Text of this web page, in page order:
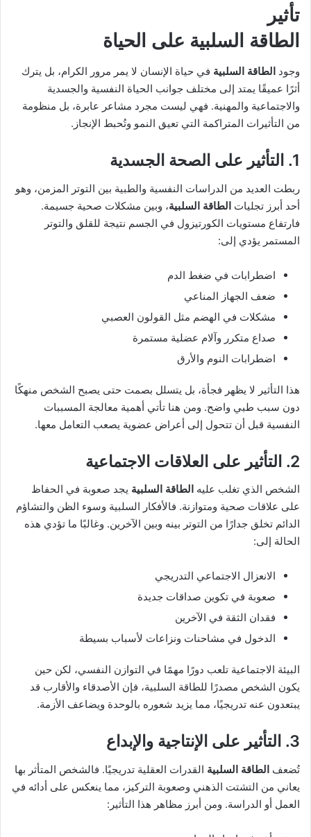
تأثير
الطاقة السلبية على الحياة
وجود الطاقة السلبية في حياة الإنسان لا يمر مرور الكرام، بل يترك
أثرًا عميقًا يمتد إلى مختلف جوانب الحياة النفسية والجسدية
والاجتماعية والمهنية. فهي ليست مجرد مشاعر عابرة، بل منظومة
من التأثيرات المتراكمة التي تعيق النمو وتُحبط الإنجاز.
1. التأثير على الصحة الجسدية
ربطت العديد من الدراسات النفسية والطبية بين التوتر المزمن، وهو
أحد أبرز تجليات الطاقة السلبية، وبين مشكلات صحية جسيمة.
فارتفاع مستويات الكورتيزول في الجسم نتيجة للقلق والتوتر
المستمر يؤدي إلى:
اضطرابات في ضغط الدم
ضعف الجهاز المناعي
مشكلات في الهضم مثل القولون العصبي
صداع متكرر وآلام عضلية مستمرة
اضطرابات النوم والأرق
هذا التأثير لا يظهر فجأة، بل يتسلل بصمت حتى يصبح الشخص منهكًا
دون سبب طبي واضح. ومن هنا تأتي أهمية معالجة المسببات
النفسية قبل أن تتحول إلى أعراض عضوية يصعب التعامل معها.
2. التأثير على العلاقات الاجتماعية
الشخص الذي تغلب عليه الطاقة السلبية يجد صعوبة في الحفاظ
على علاقات صحية ومتوازنة. فالأفكار السلبية وسوء الظن والتشاؤم
الدائم تخلق جدارًا من التوتر بينه وبين الآخرين. وغالبًا ما تؤدي هذه
الحالة إلى:
الانعزال الاجتماعي التدريجي
صعوبة في تكوين صداقات جديدة
فقدان الثقة في الآخرين
الدخول في مشاحنات ونزاعات لأسباب بسيطة
البيئة الاجتماعية تلعب دورًا مهمًا في التوازن النفسي، لكن حين
يكون الشخص مصدرًا للطاقة السلبية، فإن الأصدقاء والأقارب قد
يبتعدون عنه تدريجيًا، مما يزيد شعوره بالوحدة ويضاعف الأزمة.
3. التأثير على الإنتاجية والإبداع
تُضعف الطاقة السلبية القدرات العقلية تدريجيًا. فالشخص المتأثر بها
يعاني من التشتت الذهني وصعوبة التركيز، مما ينعكس على أدائه في
العمل أو الدراسة. ومن أبرز مظاهر هذا التأثير: